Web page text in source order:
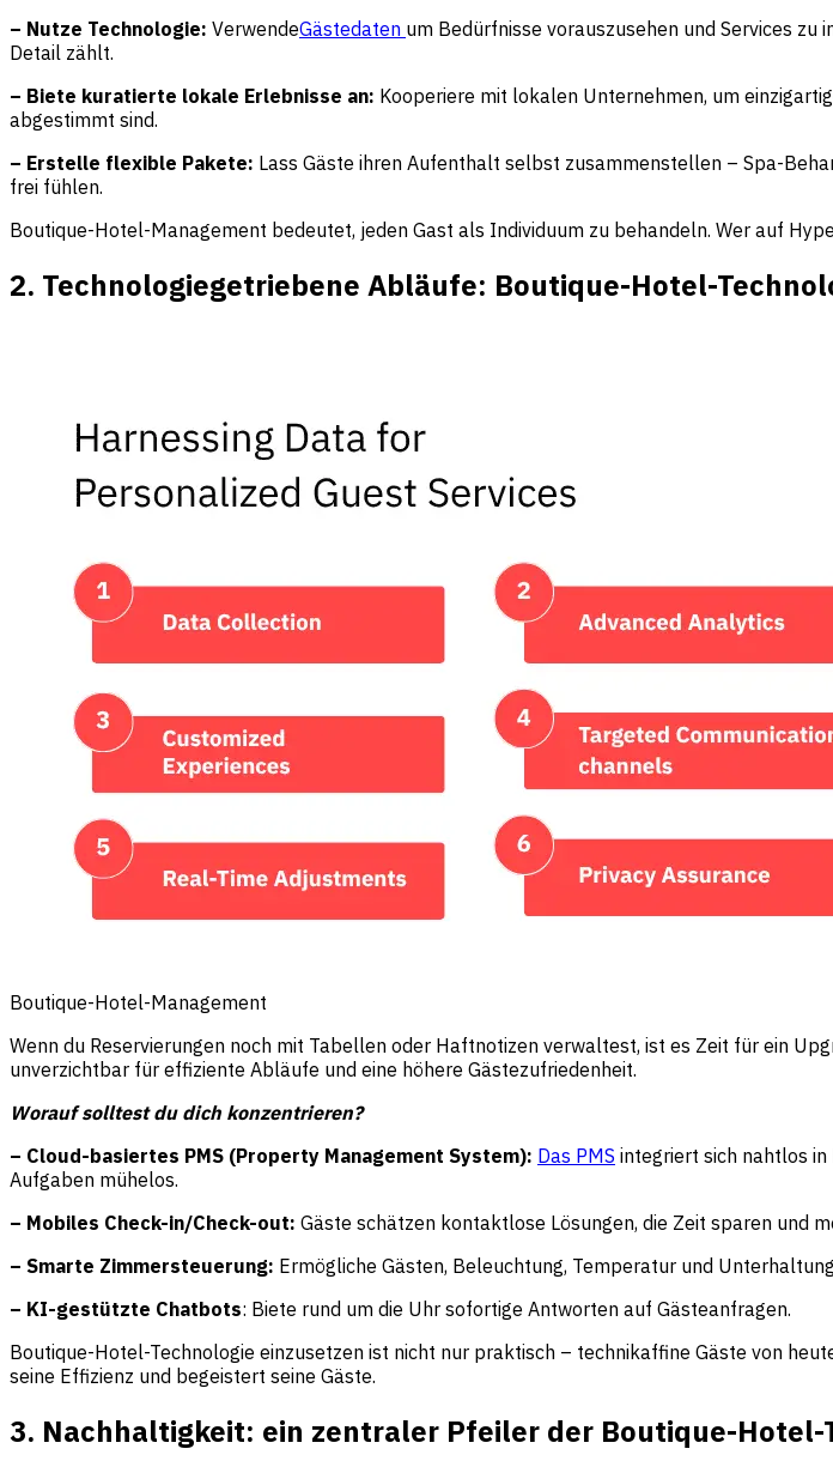
– Nutze Technologie: VerwendeGästedaten um Bedürfnisse vorauszusehen und Services zu
Detail zählt.
– Biete kuratierte lokale Erlebnisse an: Kooperiere mit lokalen Unternehmen, um
abgestimmt sind.
– Erstelle flexible Pakete: Lass Gäste ihren Aufenthalt selbst zusammenstellen – Spa-
frei fühlen.
Boutique-Hotel-Management bedeutet, jeden Gast als Individuum zu behandeln. Wer auf
2. Technologiegetriebene Abläufe: Boutique-Hotel-
Boutique-Hotel-Management
Wenn du Reservierungen noch mit Tabellen oder Haftnotizen verwaltest, ist es Zeit für ein
unverzichtbar für effiziente Abläufe und eine höhere Gästezufriedenheit.
Worauf solltest du dich konzentrieren?
– Cloud-basiertes PMS (Property Management System): Das PMS integriert sich nahtlos in
Aufgaben mühelos.
– Mobiles Check-in/Check-out: Gäste schätzen kontaktlose Lösungen, die Zeit sparen und
– Smarte Zimmersteuerung: Ermögliche Gästen, Beleuchtung, Temperatur und
– KI-gestützte Chatbots: Biete rund um die Uhr sofortige Antworten auf Gästeanfragen.
Boutique-Hotel-Technologie einzusetzen ist nicht nur praktisch – technikaffine Gäste von
seine Effizienz und begeistert seine Gäste.
3. Nachhaltigkeit: ein zentraler Pfeiler der Boutique-Hotel-